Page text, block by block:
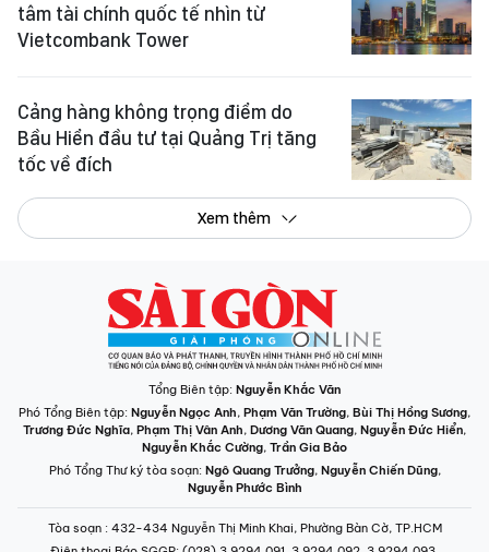
tâm tài chính quốc tế nhìn từ
Vietcombank Tower
Cảng hàng không trọng điểm do
Bầu Hiển đầu tư tại Quảng Trị tăng
tốc về đích
Xem thêm
Tổng Biên tập: Nguyễn Khắc Văn
Phó Tổng Biên tập: Nguyễn Ngọc Anh, Phạm Văn Trường, Bùi Thị Hồng Sương,
Trương Đức Nghĩa, Phạm Thị Vân Anh, Dương Văn Quang, Nguyễn Đức Hiển,
Nguyễn Khắc Cường, Trần Gia Bảo
Phó Tổng Thư ký tòa soạn: Ngô Quang Trưởng, Nguyễn Chiến Dũng,
Nguyễn Phước Bình
Tòa soạn : 432-434 Nguyễn Thị Minh Khai, Phường Bàn Cờ, TP.HCM